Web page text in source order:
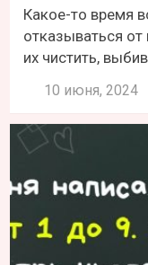
Какое-то время
отказываться
их чистить,
10 июня, 2024